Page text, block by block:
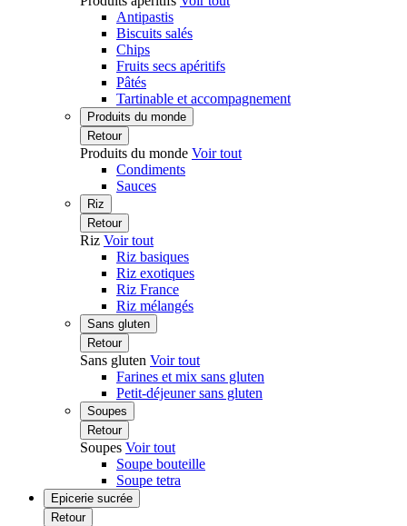
Antipastis
Biscuits salés
Chips
Fruits secs apéritifs
Pâtés
Tartinable et accompagnement
Produits du monde
Retour
Produits du monde Voir tout
Condiments
Sauces
Riz
Retour
Riz Voir tout
Riz basiques
Riz exotiques
Riz France
Riz mélangés
Sans gluten
Retour
Sans gluten Voir tout
Farines et mix sans gluten
Petit-déjeuner sans gluten
Soupes
Retour
Soupes Voir tout
Soupe bouteille
Soupe tetra
Epicerie sucrée
Retour